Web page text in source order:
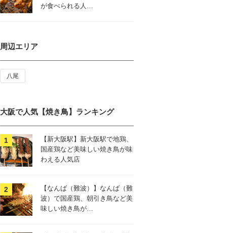
が食べられる人…
周辺エリア
八尾
大阪で人気【焼き鳥】ランキング
【新大阪駅】新大阪駅で地鶏、
国産鶏など美味しい焼き鳥が味
わえる人気店
【なんば（難波）】なんば（難
波）で国産鶏、朝引き鳥など美
味しい焼き鳥が…